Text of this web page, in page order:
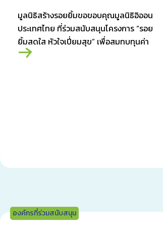
มูลนิธิสร้างรอยยิ้มขอขอบคุณมูลนิธิอิออน
ประเทศไทย ที่ร่วมสนับสนุนโครงการ “รอย
ยิ้มสดใส หัวใจเปี่ยมสุข” เพื่อสมทบทุนค่า
ผ่าตัดให้กับคนไข้ที่มีภาวะปากแหว่งเพดาน
องค์กรที่ร่วมสนับสนุน